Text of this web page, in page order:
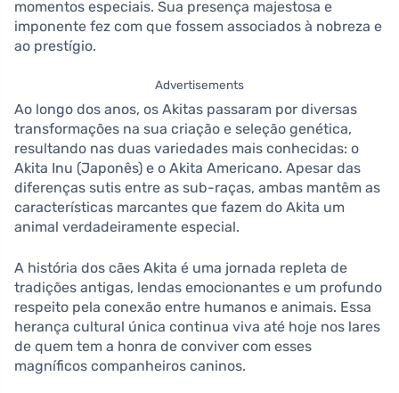
momentos especiais. Sua presença majestosa e
imponente fez com que fossem associados à nobreza e
ao prestígio.
Advertisements
Ao longo dos anos, os Akitas passaram por diversas
transformações na sua criação e seleção genética,
resultando nas duas variedades mais conhecidas: o
Akita Inu (Japonês) e o Akita Americano. Apesar das
diferenças sutis entre as sub-raças, ambas mantêm as
características marcantes que fazem do Akita um
animal verdadeiramente especial.
A história dos cães Akita é uma jornada repleta de
tradições antigas, lendas emocionantes e um profundo
respeito pela conexão entre humanos e animais. Essa
herança cultural única continua viva até hoje nos lares
de quem tem a honra de conviver com esses
magníficos companheiros caninos.